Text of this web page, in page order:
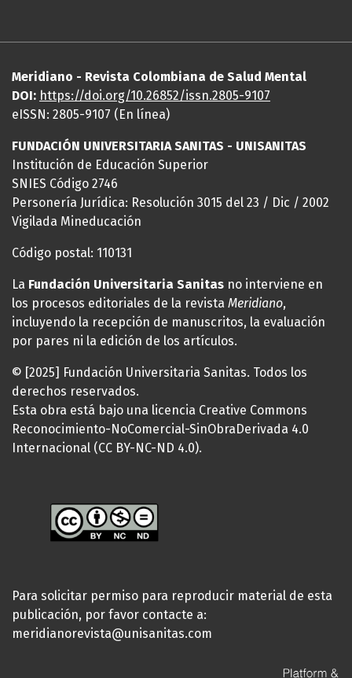
Meridiano - Revista Colombiana de Salud Mental
DOI: https://doi.org/10.26852/issn.2805-9107
eISSN: 2805-9107 (En línea)
FUNDACIÓN UNIVERSITARIA SANITAS - UNISANITAS
Institución de Educación Superior
SNIES Código 2746
Personería Jurídica: Resolución 3015 del 23 / Dic / 2002
Vigilada Mineducación
Código postal: 110131
La Fundación Universitaria Sanitas no interviene en
los procesos editoriales de la revista Meridiano,
incluyendo la recepción de manuscritos, la evaluación
por pares ni la edición de los artículos.
© [2025] Fundación Universitaria Sanitas. Todos los
derechos reservados.
Esta obra está bajo una licencia Creative Commons
Reconocimiento-NoComercial-SinObraDerivada 4.0
Internacional (CC BY-NC-ND 4.0).
Para solicitar permiso para reproducir material de esta
publicación, por favor contacte a:
meridianorevista@unisanitas.com